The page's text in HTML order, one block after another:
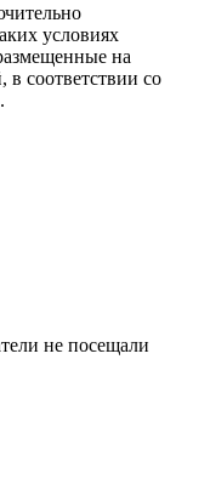
условиях
на
в соответствии со
не посещали